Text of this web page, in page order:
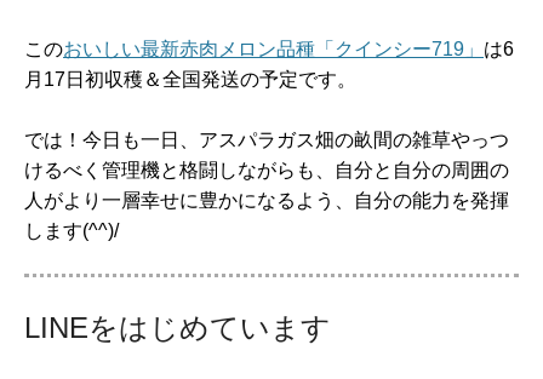
このおいしい最新赤肉メロン品種「クインシー719」 は6
月17日初収穫＆全国発送の予定です。
では！今日も一日、アスパラガス畑の畝間の雑草やっつ
けるべく管理機と格闘しながらも、自分と自分の周囲の
人がより一層幸せに豊かになるよう、自分の能力を発揮
します(^^)/
LINEをはじめています